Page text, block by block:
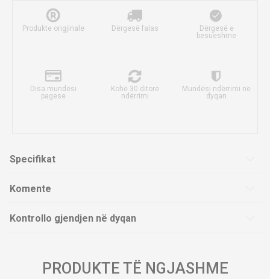
Produkte origjinale Dërgesë falas
Dërgesë e
besueshme
Disa mundësi
pagese
Kohë 30 ditore
ndërrimi
Mundësi ndërrimi në
dyqan
Specifikat
Komente
Kontrollo gjendjen në dyqan
PRODUKTE TË NGJASHME